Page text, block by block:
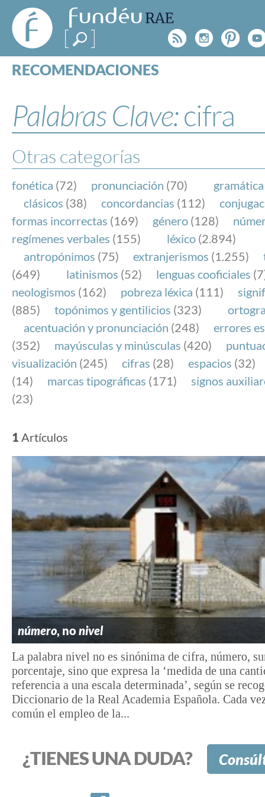
FundéuRAE
- Fundación
del Español
Urgente
Rss
RECOMENDACIONES
ESPECIALES
BLOG
NOTICIAS
SOBRE LA FUNDÉURAE
FundéuRAE es una fundación patrocinada por la
y la Real Academia Española, cuyo objetivo es
el buen uso del español en los medios de
Internet.
Palabras Clave:cifra
Otras categorías
fonética (72) pronunciación (70) gramática
clásicos (38) concordancias (112)
formas incorrectas (169) género (128)
regímenes verbales (155) léxico (2.894)
antropónimos (75) extranjerismos (1.255)
(649)
latinismos (52) lenguas cooficiales
neologismos (162) pobreza léxica (111)
(885)
topónimos y gentilicios (323)
acentuación y pronunciación (248)
errores
(352)
mayúsculas y minúsculas (420)
visualización (245) cifras (28) espacios (32)
(14)
marcas tipográficas (171)
signos
(23)
1 Artículos
número, no nivel
La palabra nivel no es sinónima de cifra, número,
porcentaje, sino que expresa la ‘medida de una
referencia a una escala determinada’, según se
Diccionario de la Real Academia Española. Cada
común el empleo de la...
¿TIENES UNA DUDA?